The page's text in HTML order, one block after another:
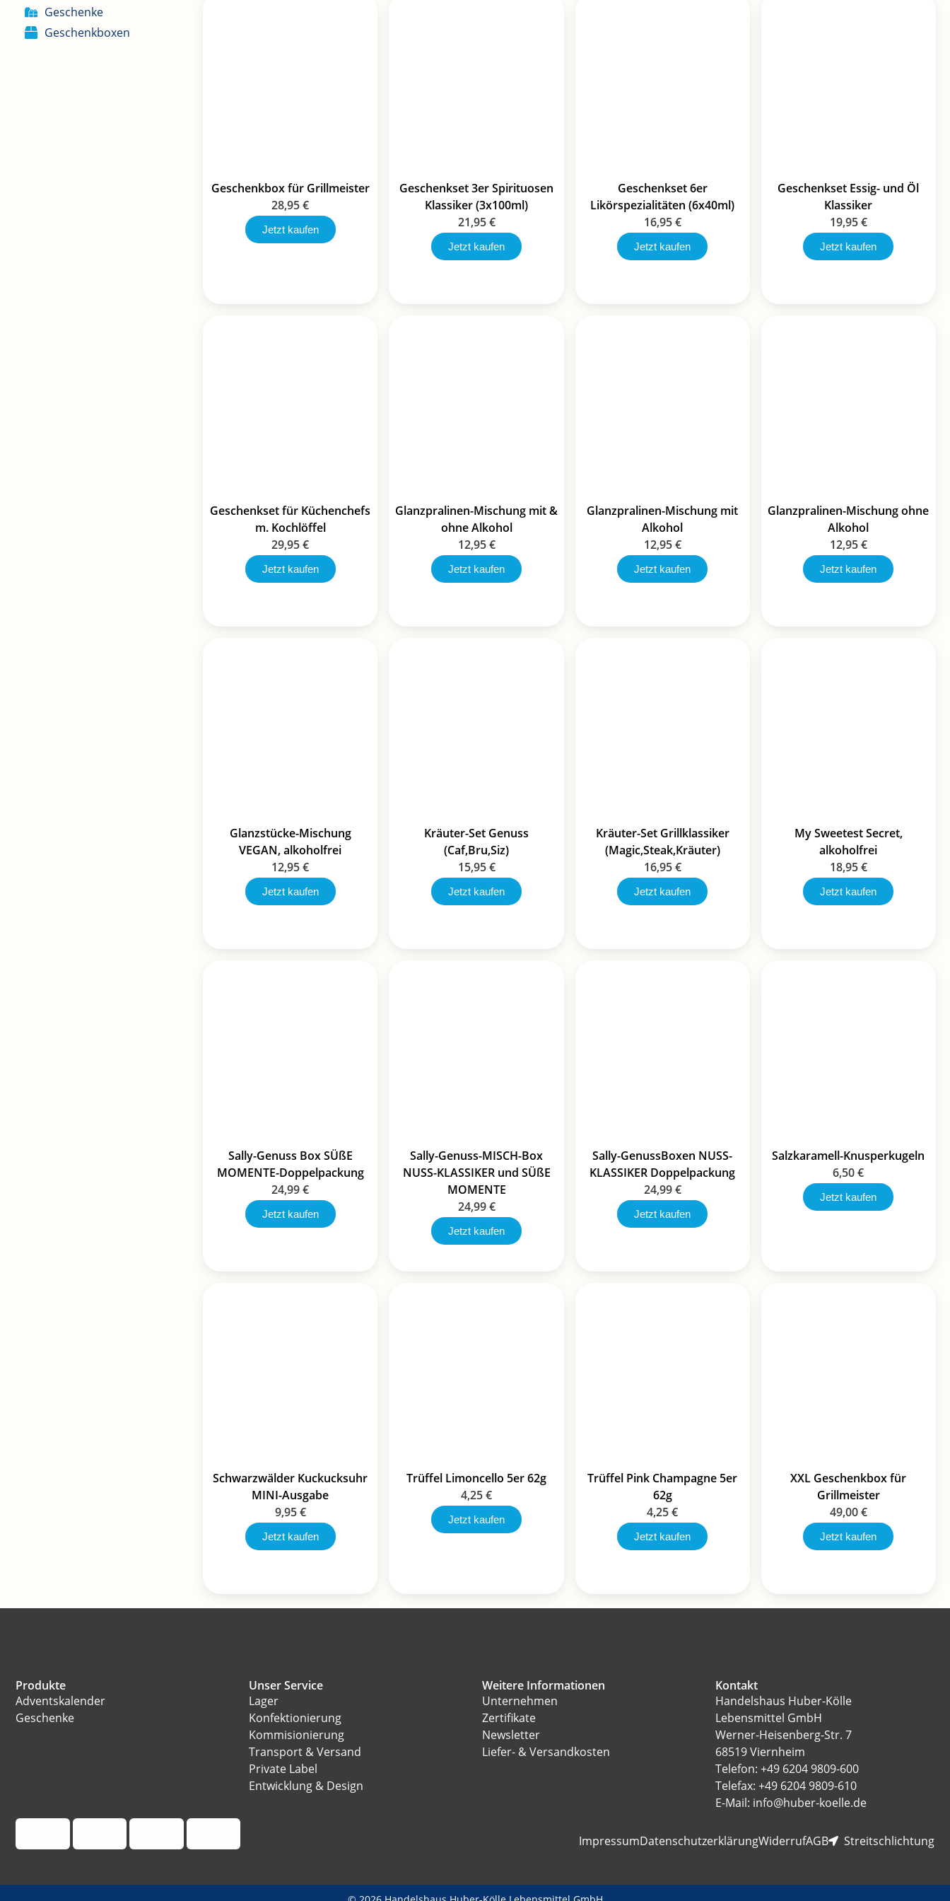
Geschenke
Geschenkboxen
Geschenkbox für Grillmeister
28,95€
Jetzt kaufen
Geschenkset 3er Spirituosen
Klassiker (3x100ml)
21,95€
Jetzt kaufen
Geschenkset 6er
Likörspezialitäten (6x40ml)
16,95€
Jetzt kaufen
Geschenkset Essig- und Öl
Klassiker
19,95€
Jetzt kaufen
Geschenkset für Küchenchefs
m. Kochlöffel
29,95€
Jetzt kaufen
Glanzpralinen-Mischung mit &
ohne Alkohol
12,95€
Jetzt kaufen
Glanzpralinen-Mischung mit
Alkohol
12,95€
Jetzt kaufen
Glanzpralinen-Mischung ohne
Alkohol
12,95€
Jetzt kaufen
Glanzstücke-Mischung
VEGAN, alkoholfrei
12,95€
Jetzt kaufen
Kräuter-Set Genuss
(Caf,Bru,Siz)
15,95€
Jetzt kaufen
Kräuter-Set Grillklassiker
(Magic,Steak,Kräuter)
16,95€
Jetzt kaufen
My Sweetest Secret,
alkoholfrei
18,95€
Jetzt kaufen
Sally-Genuss Box SÜßE
MOMENTE-Doppelpackung
24,99€
Jetzt kaufen
Sally-Genuss-MISCH-Box
NUSS-KLASSIKER und SÜßE
MOMENTE
24,99€
Jetzt kaufen
Sally-GenussBoxen NUSS-
KLASSIKER Doppelpackung
24,99€
Jetzt kaufen
Salzkaramell-Knusperkugeln
6,50€
Jetzt kaufen
Schwarzwälder Kuckucksuhr
MINI-Ausgabe
9,95€
Jetzt kaufen
Trüffel Limoncello 5er 62g
4,25€
Jetzt kaufen
Trüffel Pink Champagne 5er
62g
4,25€
Jetzt kaufen
XXL Geschenkbox für
Grillmeister
49,00€
Jetzt kaufen
Produkte
Adventskalender
Geschenke
Unser Service
Lager
Konfektionierung
Kommisionierung
Transport & Versand
Private Label
Entwicklung & Design
Weitere Informationen
Unternehmen
Zertifikate
Newsletter
Liefer- & Versandkosten
Kontakt
Handelshaus Huber-Kölle
Lebensmittel GmbH
Werner-Heisenberg-Str. 7
68519 Viernheim
Telefon: +49 6204 9809-600
Telefax: +49 6204 9809-610
E-Mail: info@huber-koelle.de
ImpressumDatenschutzerklärungWiderrufAGB Streitschlichtung